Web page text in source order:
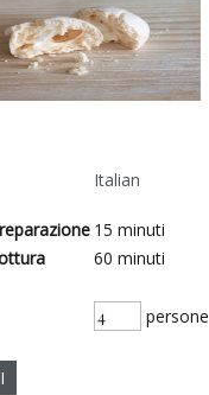
Italian
15 minuti
60 minuti
persone